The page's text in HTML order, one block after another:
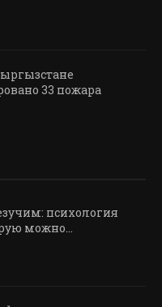
33 пожара
психология
можно...